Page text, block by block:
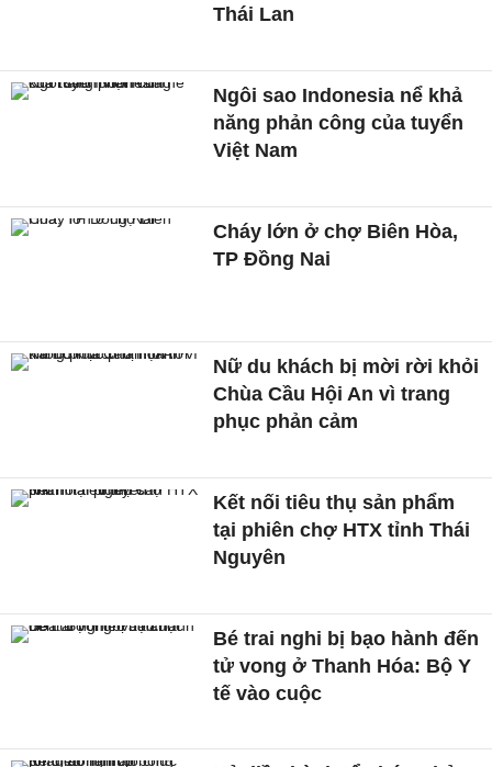
Thái Lan
Ngôi sao Indonesia nể khả
năng phản công của tuyển
Việt Nam
Cháy lớn ở chợ Biên Hòa,
TP Đồng Nai
Nữ du khách bị mời rời khỏi
Chùa Cầu Hội An vì trang
phục phản cảm
Kết nối tiêu thụ sản phẩm
tại phiên chợ HTX tỉnh Thái
Nguyên
Bé trai nghi bị bạo hành đến
tử vong ở Thanh Hóa: Bộ Y
tế vào cuộc